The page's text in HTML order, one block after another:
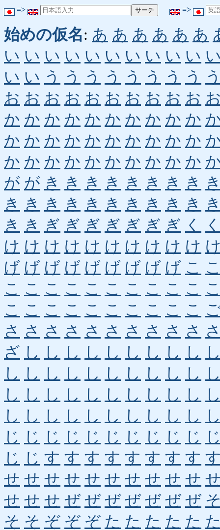
=> =>
始めの仮名: あ あ あ あ あ あ
い い い い い い い い い い
い い う う う う う う う う
お お お お お お お お お お
か か か か か か か か か か
か か か か か か か か か か
か か か か か か か か か か
が が き き き き き き き き
き き き き き き き き き き
き き ぎ ぎ ぎ ぎ ぎ ぎ ぎ く
け け け け け け け け け け
げ げ げ げ げ げ げ げ げ こ
こ こ こ こ こ こ こ こ こ こ
こ こ こ こ こ こ こ こ こ こ
さ さ さ さ さ さ さ さ さ さ
ざ し し し し し し し し し
し し し し し し し し し し
し し し し し し し し し し
し し し し し し し し し し
じ じ じ じ じ じ じ じ じ じ
じ じ す す す す す す す す
せ せ せ せ せ せ せ せ せ せ
せ せ せ ぜ ぜ ぜ ぜ ぜ ぜ ぜ
そ そ ぞ ぞ ぞ た た た た た